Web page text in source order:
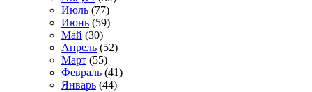
Июль (77)
Июнь (59)
Май (30)
Апрель (52)
Март (55)
Февраль (41)
Январь (44)